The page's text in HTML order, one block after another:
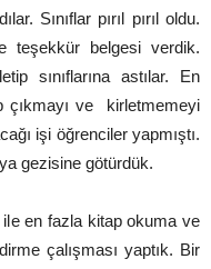
Sınıflar pırıl pırıl oldu.
teşekkür belgesi verdik.
sınıflarına astılar. En
çıkmayı ve kirletmemeyi
işi öğrenciler yapmıştı.
gezisine götürdük.
en fazla kitap okuma ve
çalışması yaptık. Bir